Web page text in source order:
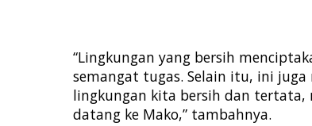
“Lingkungan yang bersih
semangat tugas. Selain itu, ini
lingkungan kita bersih dan tertata,
datang ke Mako,” tambahnya.